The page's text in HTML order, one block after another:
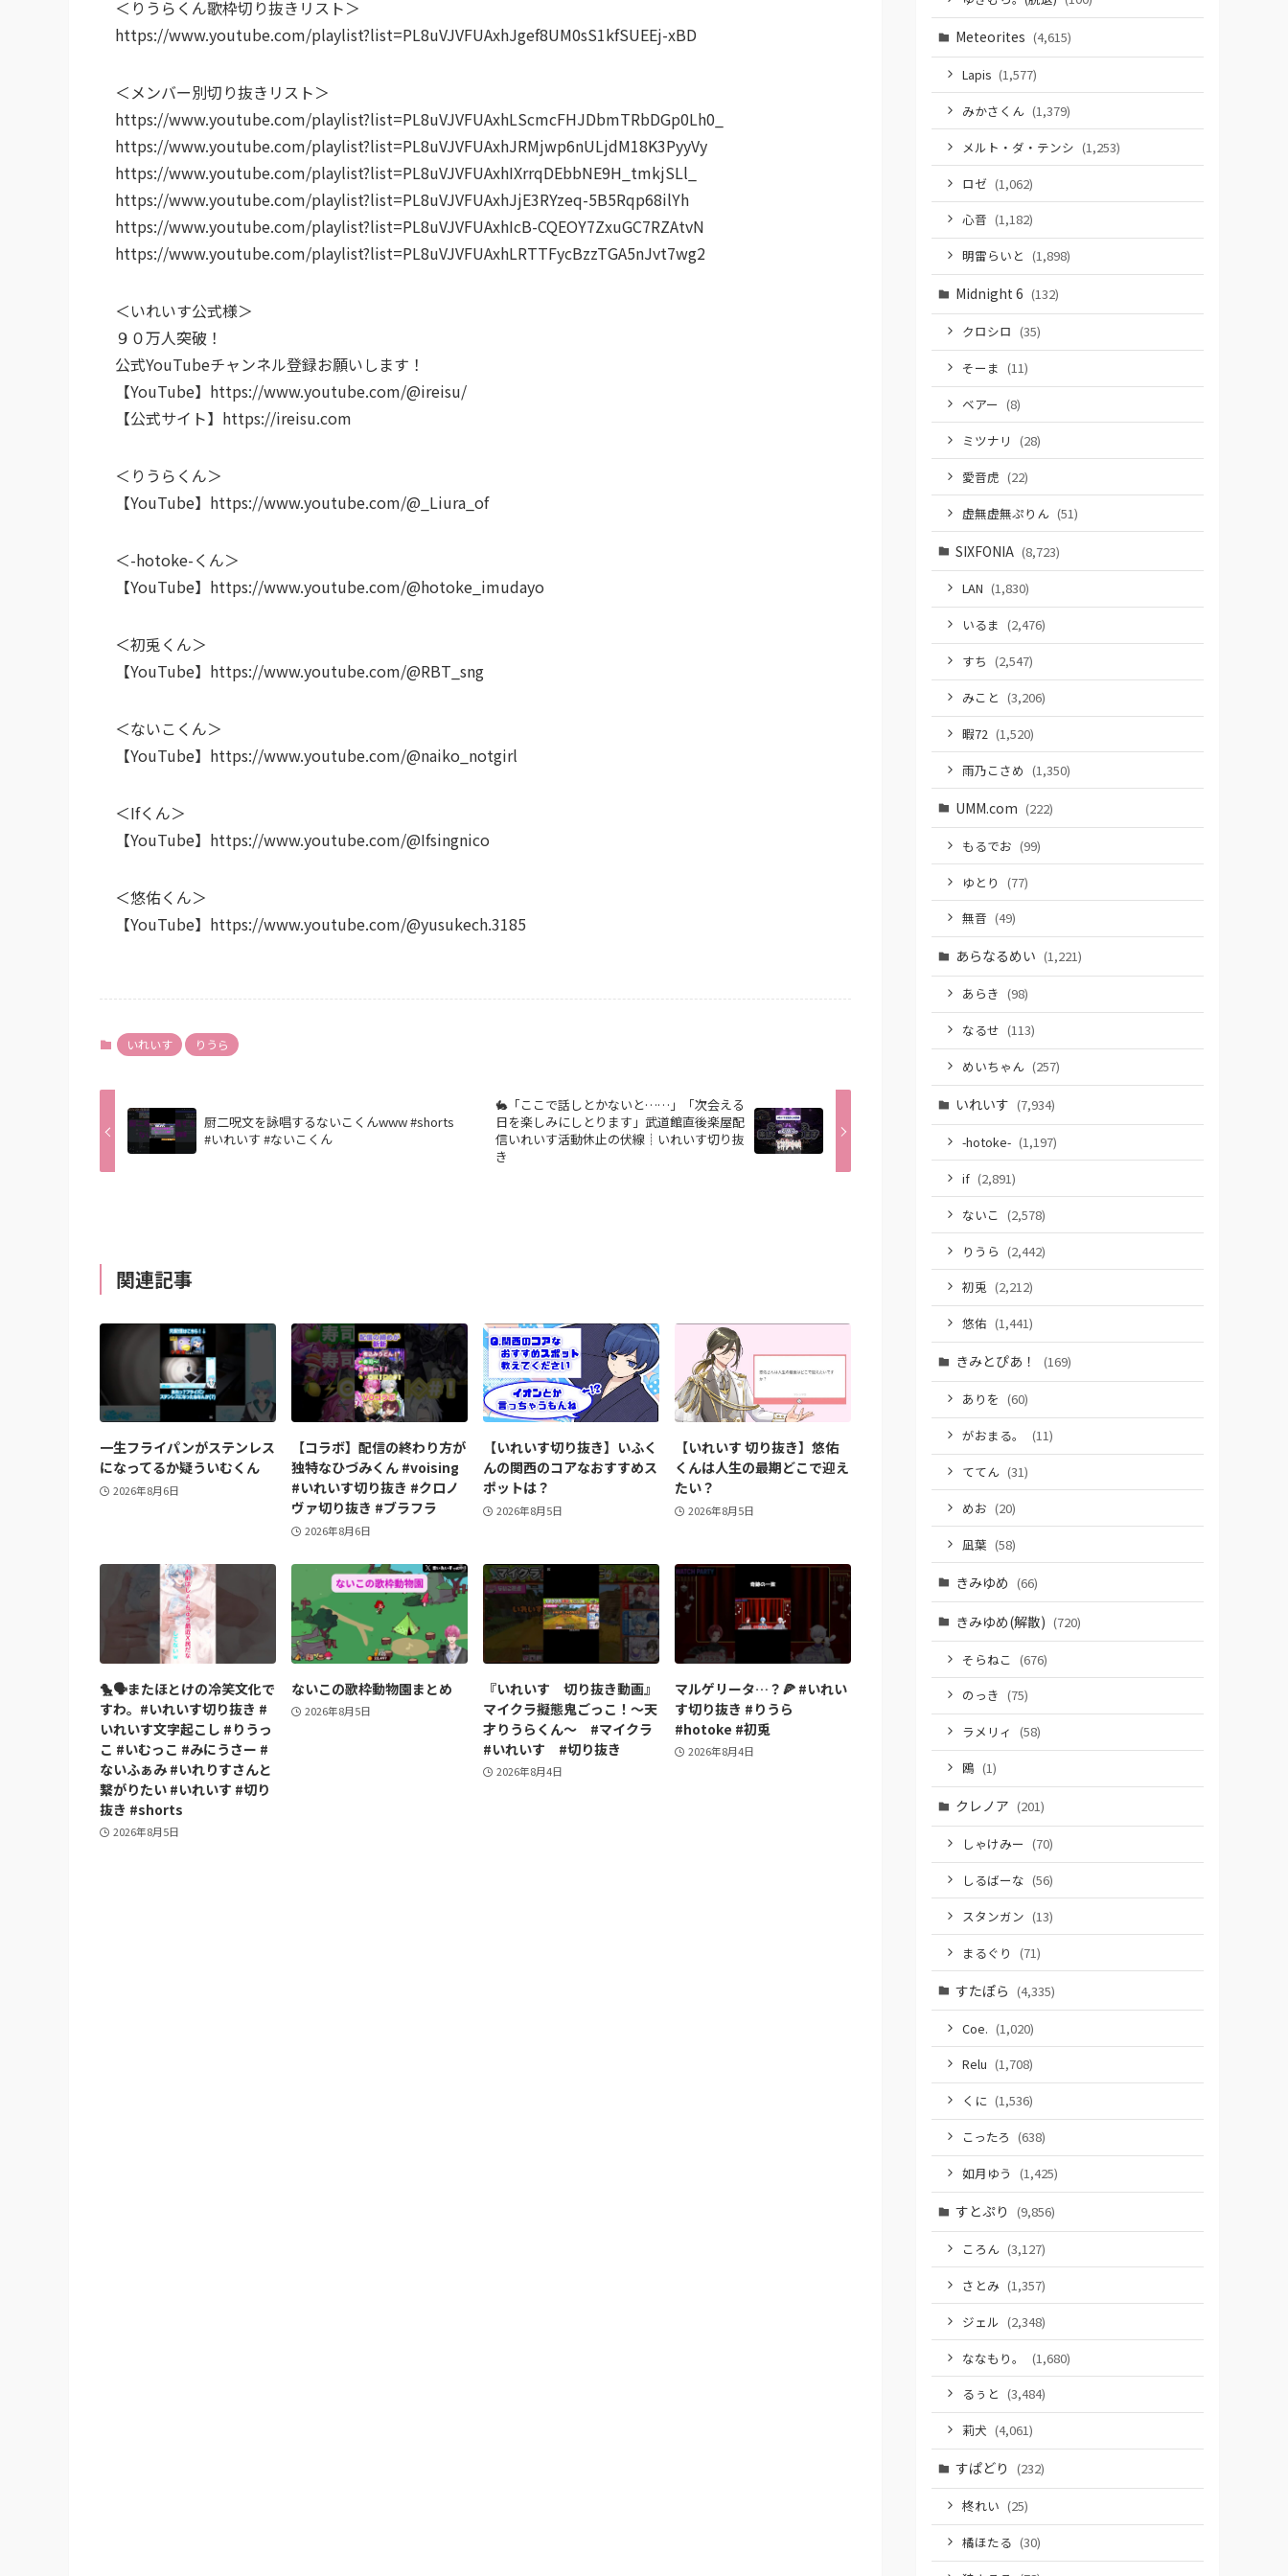
＜りうらくん歌枠切り抜きリスト＞
https://www.youtube.com/playlist?list=PL8uVJVFUAxhJgef8UM0sS1kfSUEEj-xBD
＜メンバー別切り抜きリスト＞
https://www.youtube.com/playlist?list=PL8uVJVFUAxhLScmcFHJDbmTRbDGp0Lh0_
https://www.youtube.com/playlist?list=PL8uVJVFUAxhJRMjwp6nULjdM18K3PyyVy
https://www.youtube.com/playlist?list=PL8uVJVFUAxhIXrrqDEbbNE9H_tmkjSLl_
https://www.youtube.com/playlist?list=PL8uVJVFUAxhJjE3RYzeq-5B5Rqp68ilYh
https://www.youtube.com/playlist?list=PL8uVJVFUAxhIcB-CQEOY7ZxuGC7RZAtvN
https://www.youtube.com/playlist?list=PL8uVJVFUAxhLRTTFycBzzTGA5nJvt7wg2
＜いれいす公式様＞
９０万人突破！
公式YouTubeチャンネル登録お願いします！
【YouTube】https://www.youtube.com/@ireisu/
【公式サイト】https://ireisu.com
＜りうらくん＞
【YouTube】https://www.youtube.com/@_Liura_of
＜-hotoke-くん＞
【YouTube】https://www.youtube.com/@hotoke_imudayo
＜初兎くん＞
【YouTube】https://www.youtube.com/@RBT_sng
＜ないこくん＞
【YouTube】https://www.youtube.com/@naiko_notgirl
＜Ifくん＞
【YouTube】https://www.youtube.com/@Ifsingnico
＜悠佑くん＞
【YouTube】https://www.youtube.com/@yusukech.3185
いれいす りうら
厨二呪文を詠唱するないこくんwww #shorts
#いれいす #ないこくん
🐇「ここで話しとかないと……」「次会える
日を楽しみにしとります」武道館直後楽屋配
信いれいす活動休止の伏線┊いれいす切り抜
き
関連記事
一生フライパンがステンレス
になってるか疑ういむくん
2026年8月6日
【コラボ】配信の終わり方が
独特なひづみくん #voising
#いれいす切り抜き #クロノ
ヴァ切り抜き #ブラフラ
2026年8月6日
【いれいす切り抜き】いふく
んの関西のコアなおすすめス
ポットは？
2026年8月5日
【いれいす 切り抜き】悠佑
くんは人生の最期どこで迎え
たい？
2026年8月5日
🐤🗣️またほとけの冷笑文化で
すわ。#いれいす切り抜き #
いれいす文字起こし #りうっ
こ #いむっこ #みにうさー #
ないふぁみ #いれりすさんと
繋がりたい #いれいす #切り
抜き #shorts
2026年8月5日
ないこの歌枠動物園まとめ
2026年8月5日
『いれいす 切り抜き動画』
マイクラ擬態鬼ごっこ！〜天
才りうらくん〜 #マイクラ
#いれいす #切り抜き
2026年8月4日
マルゲリータ…？🍕 #いれい
す切り抜き #りうら
#hotoke #初兎
2026年8月4日
Meteorites (4,615)
Lapis (1,577)
みかさくん (1,379)
メルト・ダ・テンシ (1,253)
ロゼ (1,062)
心音 (1,182)
明雷らいと (1,898)
Midnight 6 (132)
クロシロ (35)
そーま (11)
ベアー (8)
ミツナリ (28)
愛音虎 (22)
虚無虚無ぷりん (51)
SIXFONIA (8,723)
LAN (1,830)
いるま (2,476)
すち (2,547)
みこと (3,206)
暇72 (1,520)
雨乃こさめ (1,350)
UMM.com (222)
もるでお (99)
ゆとり (77)
無音 (49)
あらなるめい (1,221)
あらき (98)
なるせ (113)
めいちゃん (257)
いれいす (7,934)
-hotoke- (1,197)
if (2,891)
ないこ (2,578)
りうら (2,442)
初兎 (2,212)
悠佑 (1,441)
きみとぴあ！ (169)
ありを (60)
がおまる。
(11)
ててん (31)
めお (20)
凪葉 (58)
きみゆめ (66)
きみゆめ(解散) (720)
そらねこ (676)
のっき (75)
ラメリィ (58)
鴎 (1)
クレノア (201)
しゃけみー (70)
しるばーな (56)
スタンガン (13)
まるぐり (71)
すたぽら (4,335)
Coe. (1,020)
Relu (1,708)
くに (1,536)
こったろ (638)
如月ゆう (1,425)
すとぷり (9,856)
ころん (3,127)
さとみ (1,357)
ジェル (2,348)
ななもり。
(1,680)
るぅと (3,484)
莉犬 (4,061)
すぱどり (232)
柊れい (25)
橘ほたる (30)